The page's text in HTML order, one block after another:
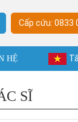
Cấp cứu: 0833
HỆ
SĨ